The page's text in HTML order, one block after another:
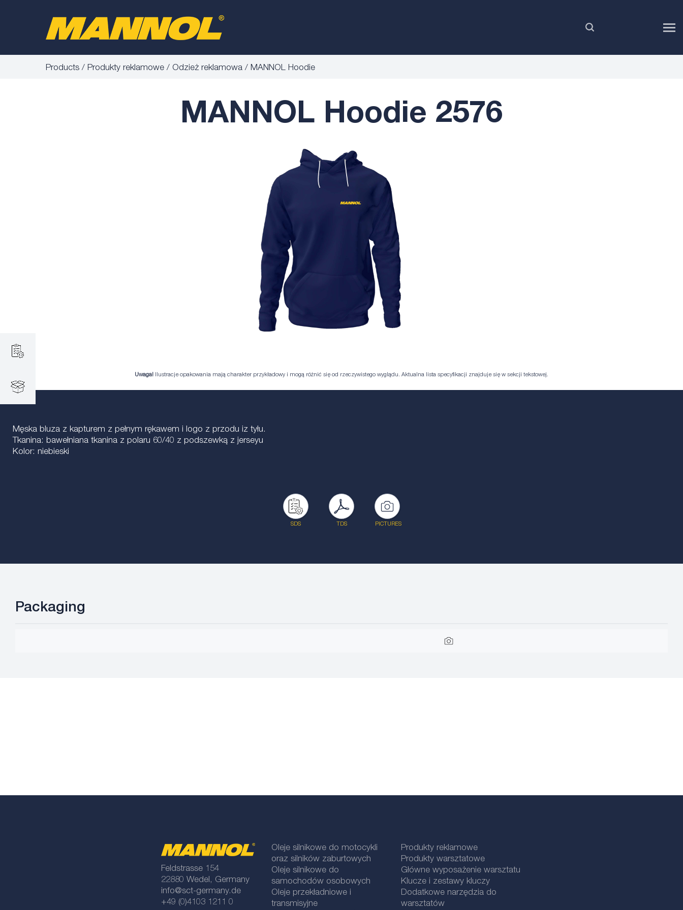
Products Produkty reklamowe Odzież reklamowa MANNOL Hoodie
MANNOL Hoodie 2576
Uwaga! Ilustracje opakowania mają charakter przykładowy i mogą różnić się od rzeczywistego wyglądu. Aktualna lista specyfikacji znajduje się w sekcji tekstowej.
Męska bluza z kapturem z pełnym rękawem i logo z przodu iz tyłu.
Tkanina: bawełniana tkanina z polaru 60/40 z podszewką z jerseyu
Kolor: niebieski
SDS TDS PICTURES
Packaging
Feldstrasse 154
22880 Wedel, Germany
info@sct-germany.de
+49 (0)4103 1211 0
Oleje silnikowe do motocykli
oraz silników zaburtowych
Oleje silnikowe do
samochodów osobowych
Oleje przekładniowe i
transmisyjne
Produkty reklamowe
Produkty warsztatowe
Główne wyposażenie warsztatu
Klucze i zestawy kluczy
Dodatkowe narzędzia do
warsztatów